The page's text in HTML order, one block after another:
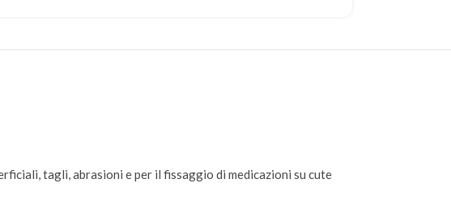
tagli, abrasioni e per il fissaggio di medicazioni su cute